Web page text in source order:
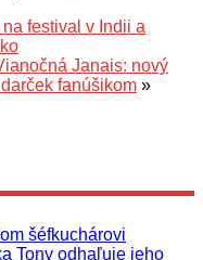
festival v Indii a
Janais: nový
fanúšikom »
šéfkuchárovi
Tony odhaľuje jeho